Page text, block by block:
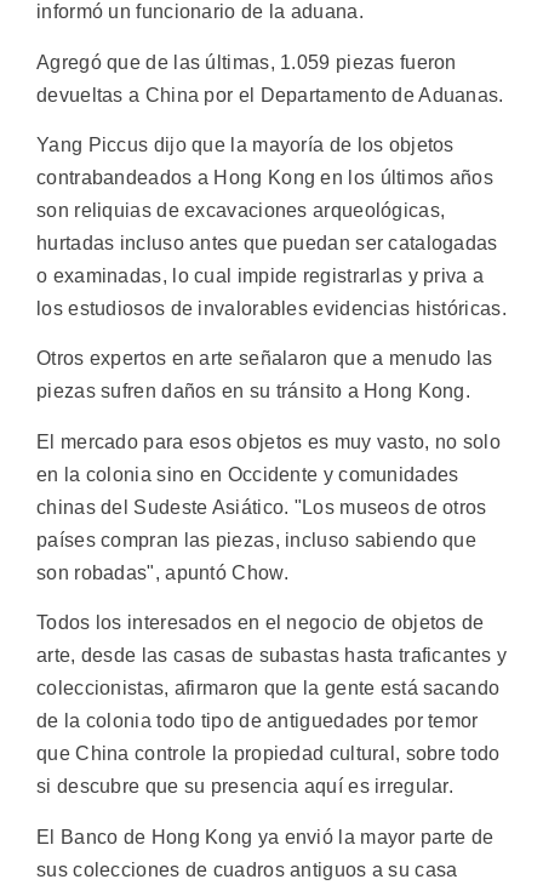
informó un funcionario de la aduana.
Agregó que de las últimas, 1.059 piezas fueron
devueltas a China por el Departamento de Aduanas.
Yang Piccus dijo que la mayoría de los objetos
contrabandeados a Hong Kong en los últimos años
son reliquias de excavaciones arqueológicas,
hurtadas incluso antes que puedan ser catalogadas
o examinadas, lo cual impide registrarlas y priva a
los estudiosos de invalorables evidencias históricas.
Otros expertos en arte señalaron que a menudo las
piezas sufren daños en su tránsito a Hong Kong.
El mercado para esos objetos es muy vasto, no solo
en la colonia sino en Occidente y comunidades
chinas del Sudeste Asiático. "Los museos de otros
países compran las piezas, incluso sabiendo que
son robadas", apuntó Chow.
Todos los interesados en el negocio de objetos de
arte, desde las casas de subastas hasta traficantes y
coleccionistas, afirmaron que la gente está sacando
de la colonia todo tipo de antiguedades por temor
que China controle la propiedad cultural, sobre todo
si descubre que su presencia aquí es irregular.
El Banco de Hong Kong ya envió la mayor parte de
sus colecciones de cuadros antiguos a su casa